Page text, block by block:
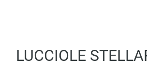
LUCCIOLE